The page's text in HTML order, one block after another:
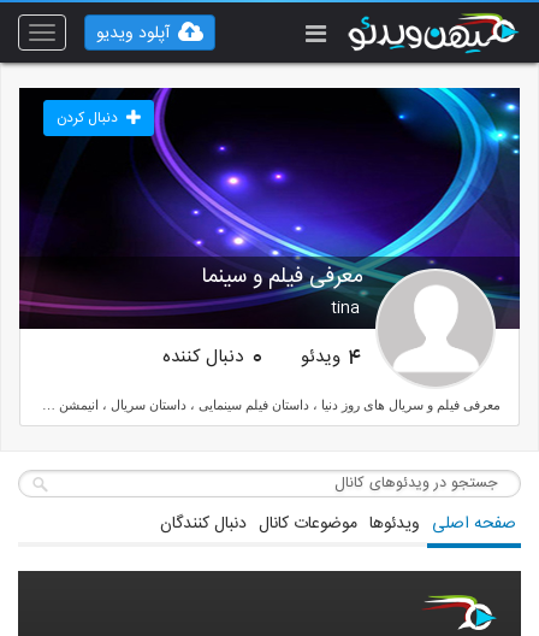
Toggle
آپلود ویدیو
معرفی فیلم و سینما
tina
دنبال کردن
4 ویدئو 0 دنبال کننده
صفحه اصلی ویدئوها موضوعات کانال دنبال کنندگان